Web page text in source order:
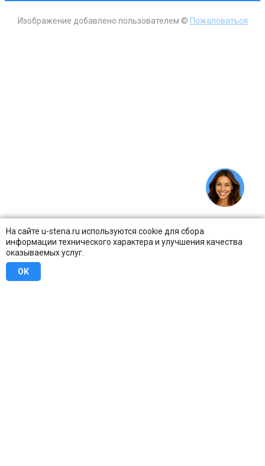
На сайте u-stena.ru используются cookie для сбора
информации технического характера и улучшения качества
оказываемых услуг.
ОК
Изображение добавлено пользователем © Пожаловаться